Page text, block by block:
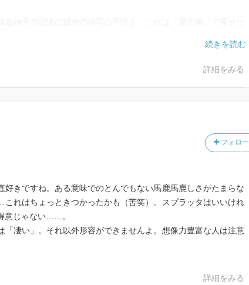
一瞬ぽかーん。こういう風に持ってきましたか……あらあらあら
詳細をみる
フォロー
好きですね。ある意味でのとんでもない馬鹿馬鹿しさがたまらな
れはちょっときつかったかも（苦笑）。スプラッタはいいけれ
意じゃない……。
「凄い」。それ以外形容ができませんよ。想像力豊富な人は注意
詳細をみる